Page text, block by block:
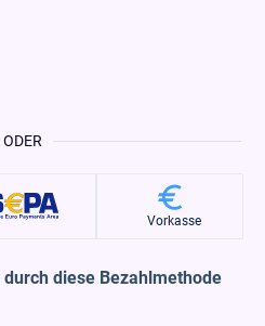
ODER
Vorkasse
diese Bezahlmethode